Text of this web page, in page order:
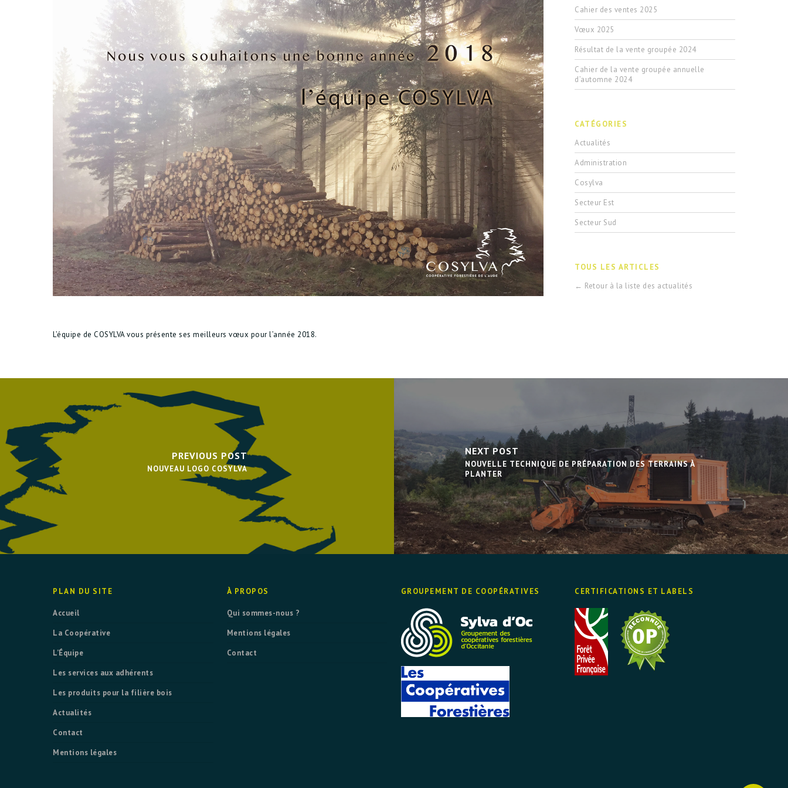
L’équipe de COSYLVA vous présente ses meilleurs vœux pour l’année 2018.
Cahier des ventes 2025
Vœux 2025
Résultat de la vente groupée 2024
Cahier de la vente groupée annuelle
d’automne 2024
CATÉGORIES
Actualités
Administration
Cosylva
Secteur Est
Secteur Sud
TOUS LES ARTICLES
← Retour à la liste des actualités
PREVIOUS POST
NOUVEAU LOGO COSYLVA
NEXT POST
NOUVELLE TECHNIQUE DE PRÉPARATION DES TERRAINS À
PLANTER
PLAN DU SITE
Accueil
La Coopérative
L’Équipe
Les services aux adhérents
Les produits pour la filière bois
Actualités
Contact
Mentions légales
À PROPOS
Qui sommes-nous ?
Mentions légales
Contact
GROUPEMENT DE COOPÉRATIVES CERTIFICATIONS ET LABELS